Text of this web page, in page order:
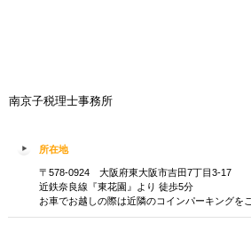
南京子税理士事務所
所在地
〒578-0924 大阪府東大阪市吉田7丁目3-17
近鉄奈良線『東花園』より 徒歩5分
お車でお越しの際は近隣のコインパーキングを